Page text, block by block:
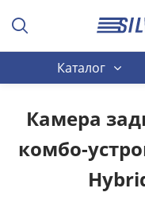
Каталог
Камера
комбо-